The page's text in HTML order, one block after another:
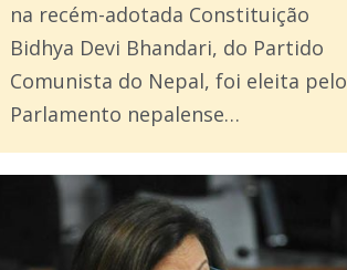
na recém-adotada Constituição
Bidhya Devi Bhandari, do Partido
Comunista do Nepal, foi eleita pelo
Parlamento nepalense…